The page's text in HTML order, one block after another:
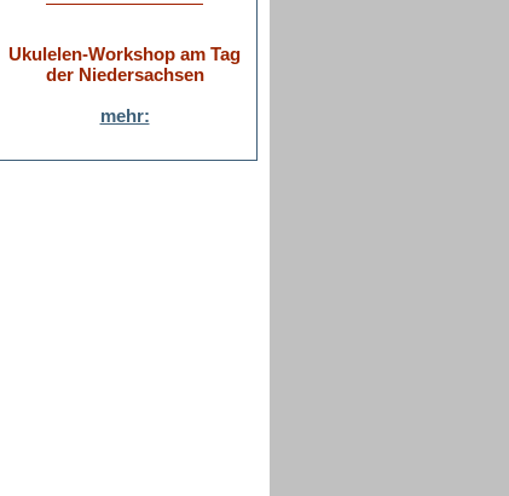
Ukulelen-Workshop am Tag
der Niedersachsen
mehr: